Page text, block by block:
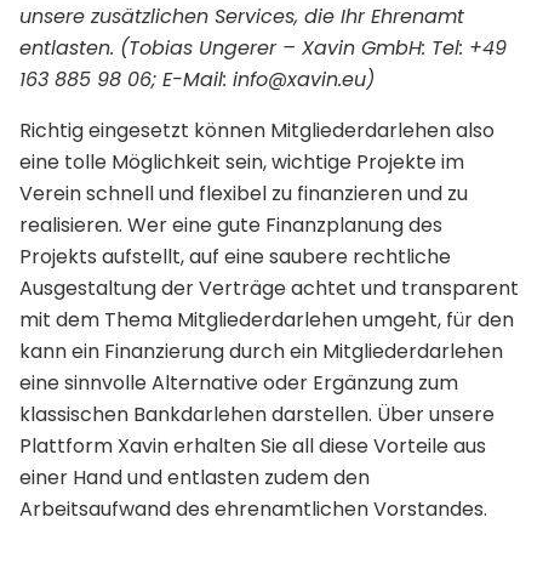
unsere zusätzlichen Services, die Ihr Ehrenamt
entlasten. (Tobias Ungerer – Xavin GmbH: Tel: +49
163 885 98 06; E-Mail: info@xavin.eu)
Richtig eingesetzt können Mitgliederdarlehen also
eine tolle Möglichkeit sein, wichtige Projekte im
Verein schnell und flexibel zu finanzieren und zu
realisieren. Wer eine gute Finanzplanung des
Projekts aufstellt, auf eine saubere rechtliche
Ausgestaltung der Verträge achtet und transparent
mit dem Thema Mitgliederdarlehen umgeht, für den
kann ein Finanzierung durch ein Mitgliederdarlehen
eine sinnvolle Alternative oder Ergänzung zum
klassischen Bankdarlehen darstellen. Über unsere
Plattform Xavin erhalten Sie all diese Vorteile aus
einer Hand und entlasten zudem den
Arbeitsaufwand des ehrenamtlichen Vorstandes.